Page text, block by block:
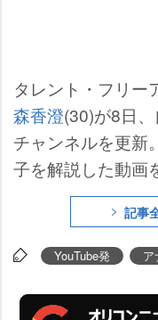
タレント・フリー
森香澄(30)が8日
チャンネルを更新
子を解説した動画
記事
YouTube発 ア